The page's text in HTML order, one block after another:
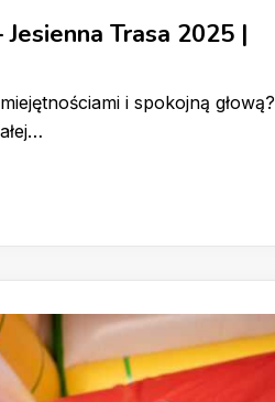
Trasa 2025 |
i spokojną głową?